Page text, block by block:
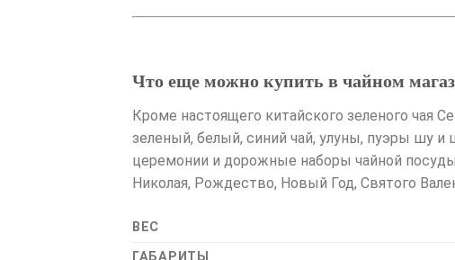
Что еще можно купить в чайном
Кроме настоящего китайского зеленого чая
зеленый, белый, синий чай, улуны, пуэры шу и
церемонии и дорожные наборы чайной
Николая, Рождество, Новый Год, Святого
ВЕС
ГАБАРИТЫ